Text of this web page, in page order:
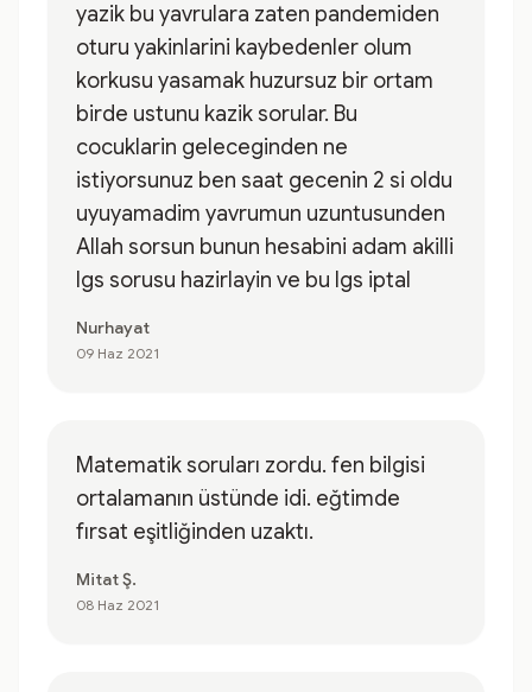
yazik bu yavrulara zaten pandemiden
oturu yakinlarini kaybedenler olum
korkusu yasamak huzursuz bir ortam
birde ustunu kazik sorular. Bu
cocuklarin geleceginden ne
istiyorsunuz ben saat gecenin 2 si oldu
uyuyamadim yavrumun uzuntusunden
Allah sorsun bunun hesabini adam akilli
lgs sorusu hazirlayin ve bu lgs iptal
Nurhayat
09 Haz 2021
Matematik soruları zordu. fen bilgisi
ortalamanın üstünde idi. eğtimde
fırsat eşitliğinden uzaktı.
Mitat Ş.
08 Haz 2021